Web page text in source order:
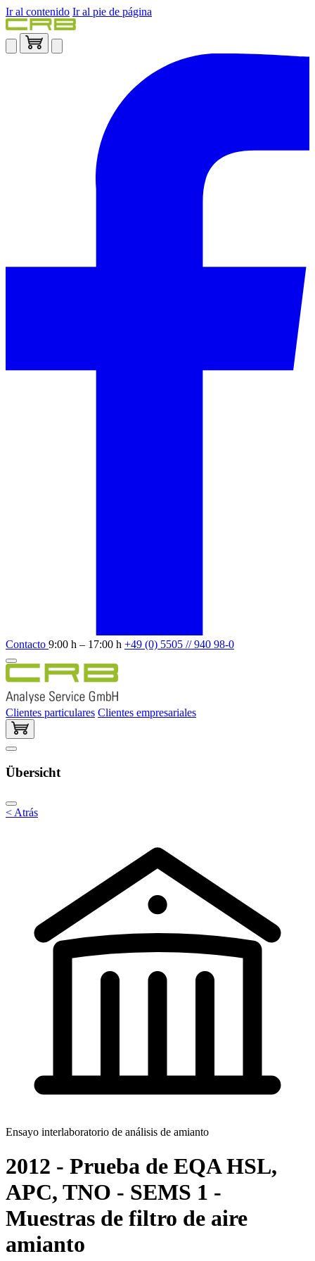
Ir al contenido Ir al pie de página
Contacto 9:00 h – 17:00 h +49 (0) 5505 // 940 98-0
Clientes particulares Clientes empresariales
Übersicht
< Atrás
Ensayo interlaboratorio de análisis de amianto
2012 - Prueba de EQA HSL,
APC, TNO - SEMS 1 -
Muestras de filtro de aire
amianto